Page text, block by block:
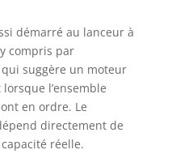
améliorés ✅ Le
générateur
électrique de
supérieure
d'un
incluse)
démarré au lanceur à
compris par
suggère un moteur
l’ensemble
en ordre. Le
directement de
réelle.